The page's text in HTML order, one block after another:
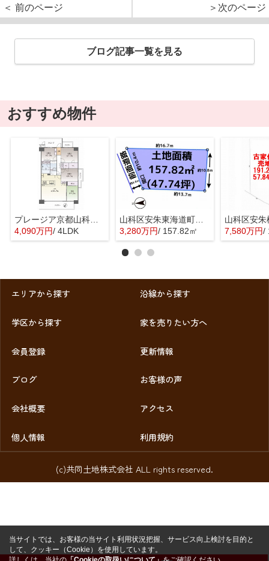
＜ 前のページ
＞次のページ
ブログ記事一覧を見る
おすすめ物件
プレージア京都山科東野
4,090万円/ 4LDK
山科区安朱東海道町 売地
3,280万円/ 157.82㎡ 7,580万円/
エリアから探す 沿線から探す
学区から探す 家を売りたい方へ
会員登録 更新情報
ブログ お客様の声
会社概要 アクセス
個人情報 利用規約
(c)共同土地株式会社 ALL rights reserved.
当サイトでは、お客様の当サイト利用状況把握、サービス向上検討を目的と
して、クッキー（Cookie）を使用しています。